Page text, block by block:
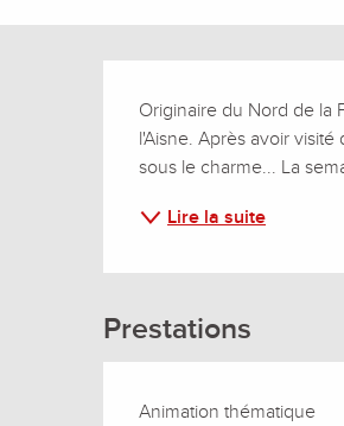
Originaire du Nord de la
l'Aisne. Après avoir
sous le charme... La
Lire la suite
Prestations
Animation thématique